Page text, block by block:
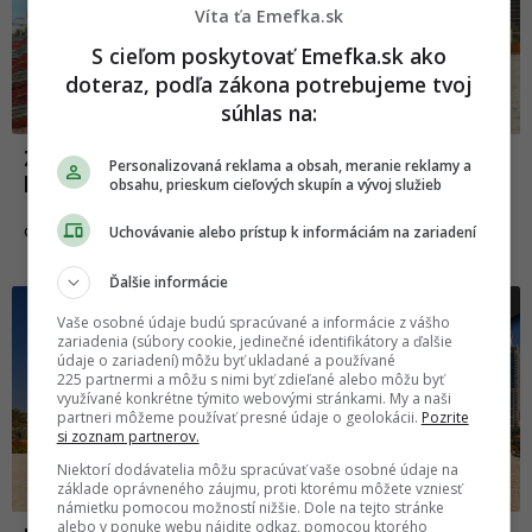
Zákaz nadávania či maku. Bizarné zákony,
ktoré ťa v Dubaji môžu dostať do väzenia
CESTOVANIE 08.04.2021
Fakty a zaujímavosti
Víta ťa Emefka.sk
S cieľom poskytovať Emefka.sk ako
doteraz, podľa zákona potrebujeme tvoj
súhlas na:
Personalizovaná reklama a obsah, meranie reklamy a
obsahu, prieskum cieľových skupín a vývoj služieb
Uchovávanie alebo prístup k informáciám na zariadení
Ďalšie informácie
Vaše osobné údaje budú spracúvané a informácie z vášho
zariadenia (súbory cookie, jedinečné identifikátory a ďalšie
údaje o zariadení) môžu byť ukladané a používané
225 partnermi a môžu s nimi byť zdieľané alebo môžu byť
využívané konkrétne týmito webovými stránkami. My a naši
partneri môžeme používať presné údaje o geolokácii. Pozrite
si zoznam partnerov.
Niektorí dodávatelia môžu spracúvať vaše osobné údaje na
základe oprávneného záujmu, proti ktorému môžete vzniesť
námietku pomocou možností nižšie. Dole na tejto stránke
alebo v ponuke webu nájdite odkaz, pomocou ktorého